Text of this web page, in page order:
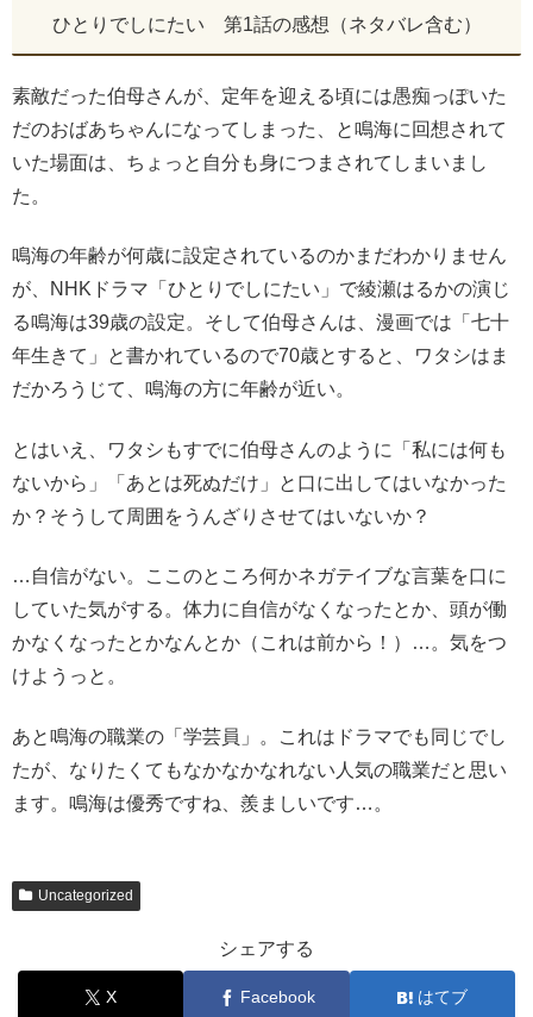
ひとりでしにたい 第1話の感想（ネタバレ含む）
素敵だった伯母さんが、定年を迎える頃には愚痴っぽいた
だのおばあちゃんになってしまった、と鳴海に回想されて
いた場面は、ちょっと自分も身につまされてしまいまし
た。
鳴海の年齢が何歳に設定されているのかまだわかりません
が、NHKドラマ「ひとりでしにたい」で綾瀬はるかの演じ
る鳴海は39歳の設定。そして伯母さんは、漫画では「七十
年生きて」と書かれているので70歳とすると、ワタシはま
だかろうじて、鳴海の方に年齢が近い。
とはいえ、ワタシもすでに伯母さんのように「私には何も
ないから」「あとは死ぬだけ」と口に出してはいなかった
か？そうして周囲をうんざりさせてはいないか？
…自信がない。ここのところ何かネガテイブな言葉を口に
していた気がする。体力に自信がなくなったとか、頭が働
かなくなったとかなんとか（これは前から！）…。気をつ
けようっと。
あと鳴海の職業の「学芸員」。これはドラマでも同じでし
たが、なりたくてもなかなかなれない人気の職業だと思い
ます。鳴海は優秀ですね、羨ましいです…。
Uncategorized
シェアする
X Facebook はてブ